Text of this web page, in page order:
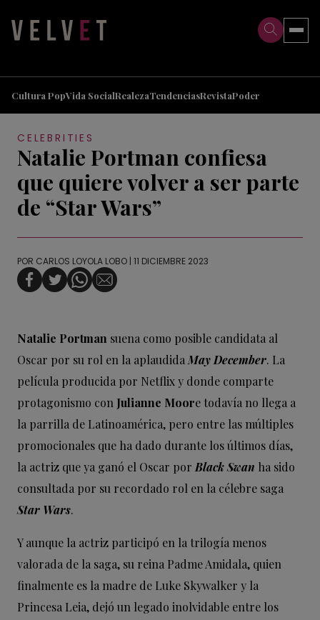
Cultura PopVida SocialRealezaTendenciasRevistaPoder
CELEBRITIES
Natalie Portman confiesa
que quiere volver a ser parte
de “Star Wars”
POR CARLOS LOYOLA LOBO | 11 DICIEMBRE 2023
Natalie Portman suena como posible candidata al
Oscar por su rol en la aplaudida May December. La
película producida por Netflix y donde comparte
protagonismo con Julianne Moore todavía no llega a
la parrilla de Latinoamérica, pero entre las múltiples
promocionales que ha dado durante los últimos días,
la actriz que ya ganó el Oscar por Black Swan ha sido
consultada por su recordado rol en la célebre saga
Star Wars.
Y aunque la actriz participó en la trilogía menos
valorada de la saga, su reina Padme Amidala, quien
finalmente es la madre de Luke Skywalker y la
Princesa Leia, dejó un legado inolvidable entre los